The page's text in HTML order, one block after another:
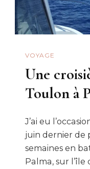
VOYAGE
Une
Toulon à
J’ai eu
juin dernier de
semaines en
Palma, sur